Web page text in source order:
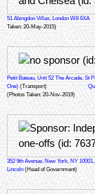
51 Abingdon Villas, London W8 6XA
Taken: 20-May-2015)
Petit Bateau, Unit 52 The Arcade, St
One) (Transport)
(Photos Taken: 20-Nov-2019)
352 9th Avenue, New York, NY
Lincoln (Head of Government)